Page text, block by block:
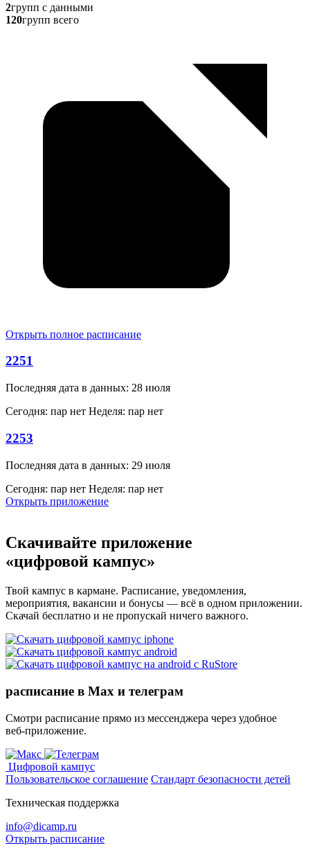
2групп с данными
120групп всего
Открыть полное расписание
2251
Последняя дата в данных: 28 июля
Сегодня: пар нет Неделя: пар нет
2253
Последняя дата в данных: 29 июля
Сегодня: пар нет Неделя: пар нет
Открыть приложение
Скачивайте приложение
«цифровой кампус»
Твой кампус в кармане. Расписание, уведомления,
мероприятия, вакансии и бонусы — всё в одном приложении.
Скачай бесплатно и не пропускай ничего важного.
расписание в Max и телеграм
Смотри расписание прямо из мессенджера через удобное
веб‑приложение.
Цифровой кампус
Пользовательское соглашение Стандарт безопасности детей
Техническая поддержка
info@dicamp.ru
Открыть расписание